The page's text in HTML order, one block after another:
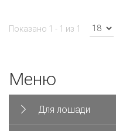
Показано 1 - 1 из 1
Меню
Для лошади